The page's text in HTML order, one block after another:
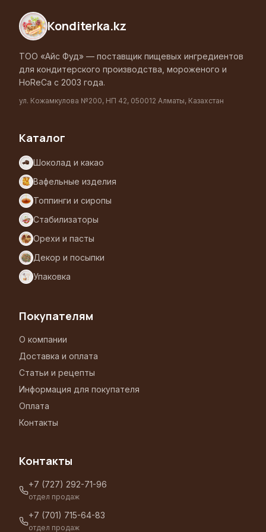
Konditerka.kz
ТОО «Айс Фуд» — поставщик пищевых ингредиентов
для кондитерского производства, мороженого и
HoReCa с 2003 года.
ул. Кожамкулова №200, НП 42, 050012 Алматы, Казахстан
Каталог
Шоколад и какао
Вафельные изделия
Топпинги и сиропы
Стабилизаторы
Орехи и пасты
Декор и посыпки
Упаковка
Покупателям
О компании
Доставка и оплата
Статьи и рецепты
Информация для покупателя
Оплата
Контакты
Контакты
+7 (727) 292-71-96
отдел продаж
+7 (701) 715-64-83
отдел продаж